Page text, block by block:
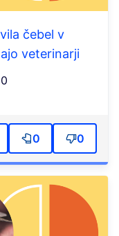
čebel v
veterinarji
0
0 0